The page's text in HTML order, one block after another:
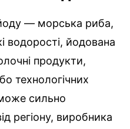
— морська риба,
водорості, йодована
продукти,
технологічних
сильно
регіону, виробника